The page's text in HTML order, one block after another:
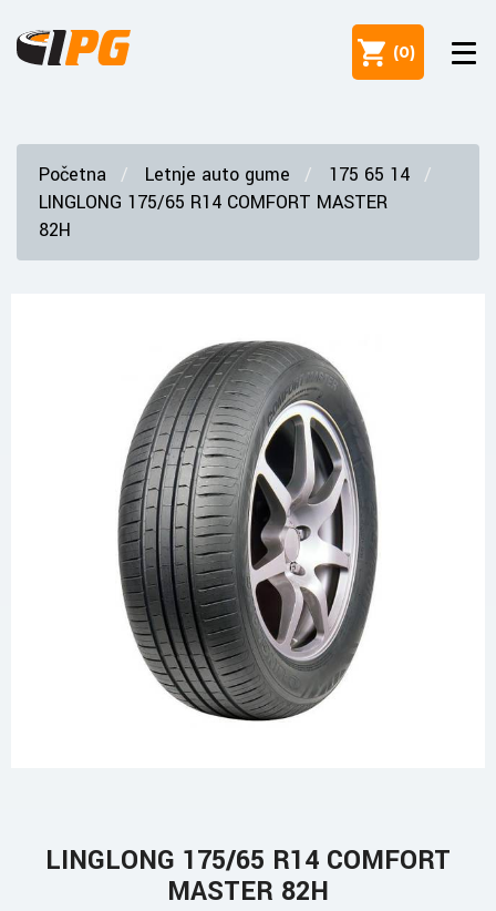
(0)
Početna Letnje auto gume
175 65 14
LINGLONG 175/65 R14 COMFORT MASTER
82H
LINGLONG 175/65 R14 COMFORT
MASTER 82H